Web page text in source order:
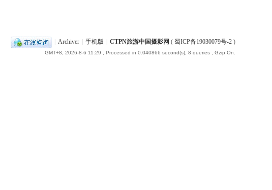
Archiver 手机版 CTPN旅游中国摄影网 ( 蜀ICP备19030079号-2 )
GMT+8, 2026-8-6 11:29 , Processed in 0.040866 second(s), 8 queries , Gzip On.